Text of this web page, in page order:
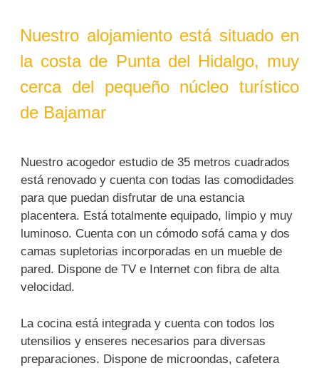
Nuestro alojamiento está situado en
la costa de Punta del Hidalgo, muy
cerca del pequeño núcleo turístico
de Bajamar
Nuestro acogedor estudio de 35 metros cuadrados
está renovado y cuenta con todas las comodidades
para que puedan disfrutar de una estancia
placentera. Está totalmente equipado, limpio y muy
luminoso. Cuenta con un cómodo sofá cama y dos
camas supletorias incorporadas en un mueble de
pared. Dispone de TV e Internet con fibra de alta
velocidad.
La cocina está integrada y cuenta con todos los
utensilios y enseres necesarios para diversas
preparaciones. Dispone de microondas, cafetera